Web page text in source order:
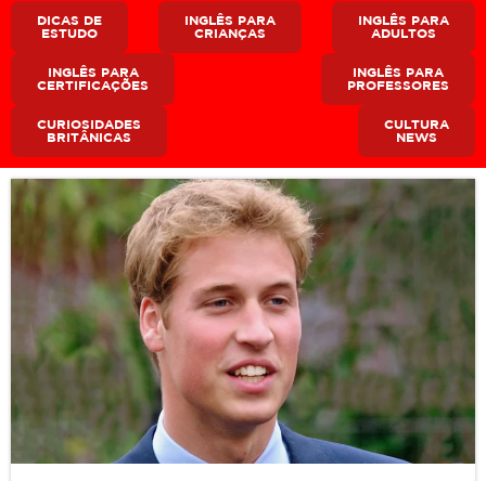
DICAS DE
ESTUDO
INGLÊS PARA
CRIANÇAS
INGLÊS PARA
ADULTOS
INGLÊS PARA
CERTIFICAÇÕES
INGLÊS PARA
PROFESSORES
CURIOSIDADES
BRITÂNICAS
CULTURA
NEWS